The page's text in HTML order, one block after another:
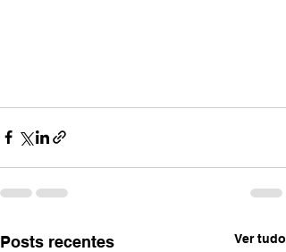
Posts recentes Ver tudo